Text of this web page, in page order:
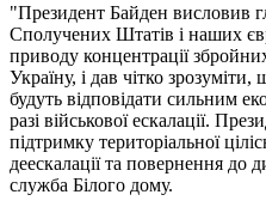
"Президент Байден висловив
Сполучених Штатів і наших
приводу концентрації
Україну, і дав чітко
будуть відповідати сильним
разі військової ескалації.
підтримку територіальної
деескалації та повернення до
служба Білого дому.